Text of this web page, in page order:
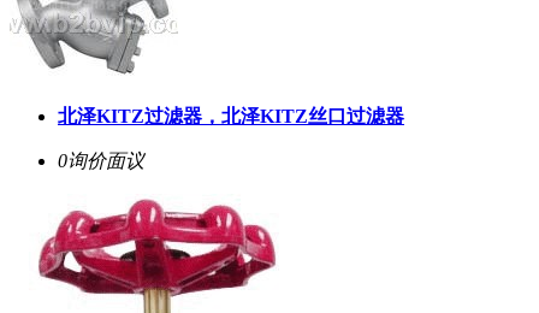
北泽KITZ过滤器，北泽KITZ丝口过滤器
0询价面议